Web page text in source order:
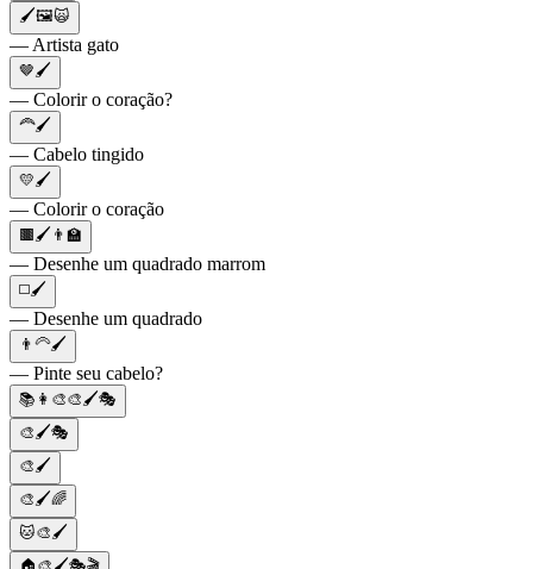
🖌️🖼️🙀
— Artista gato
🤎🖌️
— Colorir o coração?
🦰🖌️
— Cabelo tingido
💛🖌️
— Colorir o coração
🟫🖌️👨‍🏫
— Desenhe um quadrado marrom
◻️🖌️
— Desenhe um quadrado
👨‍🦳🖌️
— Pinte seu cabelo?
📚👩‍🎨🎨🖌️🎭
🎨🖌️🎭
🎨🖌️
🎨🖌️🌈
🐱🎨🖌️
🏠🎨🖌️🎭🎬